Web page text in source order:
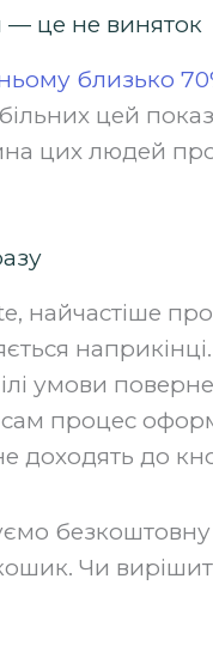
це не виняток
близько
цей
цих людей
найчастіше
умови
процес
доходять до
безкоштовну
Чи